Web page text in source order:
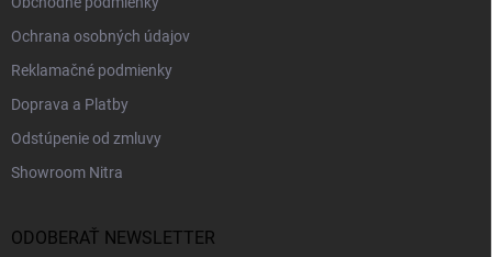
Ochrana osobných údajov
Reklamačné podmienky
Doprava a Platby
Odstúpenie od zmluvy
Showroom Nitra
ODOBERAŤ NEWSLETTER